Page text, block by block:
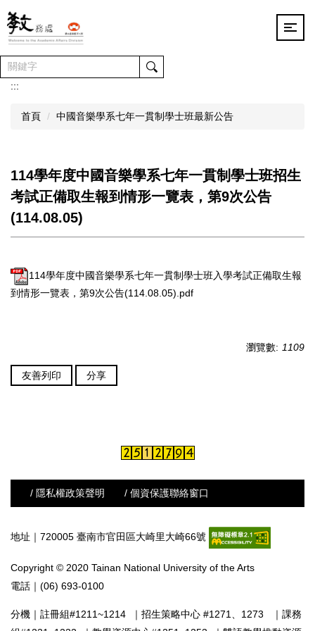
跳
到
主
要
內
容
:::
首頁 中國音樂學系七年一貫制學士班最新公告
114學年度中國音樂學系七年一貫制學士班招生
考試正備取生報到情形一覽表，第9次公告
(114.08.05)
114學年度中國音樂學系七年一貫制學士班入學考試正備取生報
到情形一覽表，第9次公告(114.08.05).pdf
瀏覽數: 1109
友善列印 分享
/ 隱私權政策聲明 / 個資保護聯絡窗口
地址｜720005 臺南市官田區大崎里大崎66號
Copyright © 2020 Tainan National University of the Arts
電話｜(06) 693-0100
分機｜ 註冊組#1211~1214 ｜ 招生策略中心 #1271、1273 ｜ 課務